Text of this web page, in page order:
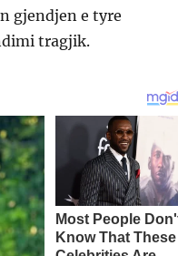
gjendjen e tyre
tragjik.